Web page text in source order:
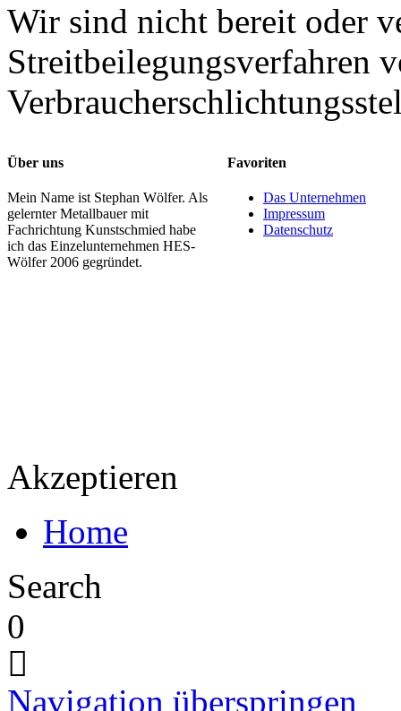
Wir sind nicht bereit oder
Streitbeilegungsverfahren
Über uns
Mein Name ist Stephan Wölfer. Als
gelernter Metallbauer mit
Fachrichtung Kunstschmied habe
ich das Einzelunternehmen HES-
Wölfer 2006 gegründet.
Favoriten
Das Unternehmen
Impressum
Datenschutz
Akzeptieren
Home
Search
0
Navigation überspringen